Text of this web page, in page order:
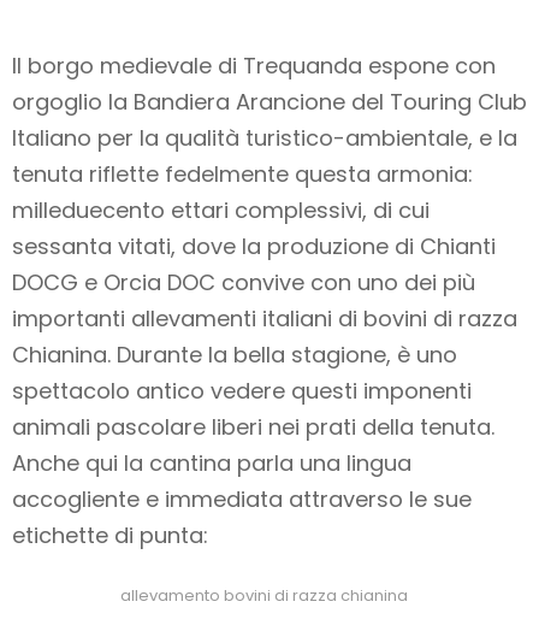
Il borgo medievale di Trequanda espone con
orgoglio la Bandiera Arancione del Touring Club
Italiano per la qualità turistico-ambientale, e la
tenuta riflette fedelmente questa armonia:
milleduecento ettari complessivi, di cui
sessanta vitati, dove la produzione di Chianti
DOCG e Orcia DOC convive con uno dei più
importanti allevamenti italiani di bovini di razza
Chianina. Durante la bella stagione, è uno
spettacolo antico vedere questi imponenti
animali pascolare liberi nei prati della tenuta.
Anche qui la cantina parla una lingua
accogliente e immediata attraverso le sue
etichette di punta:
allevamento bovini di razza chianina